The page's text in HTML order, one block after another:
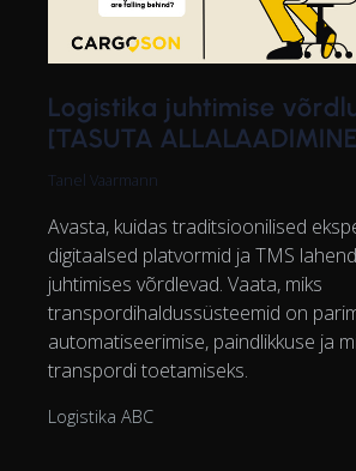
Logistika juhtimise
[TASUTA
Tanel Vaarmann
Avasta, kuidas traditsioonilised
digitaalsed platvormid ja TMS
juhtimises võrdlevad. Vaata, miks
transpordihaldussüsteemid on
automatiseerimise, paindlikkuse ja
transpordi toetamiseks.
Logistika ABC